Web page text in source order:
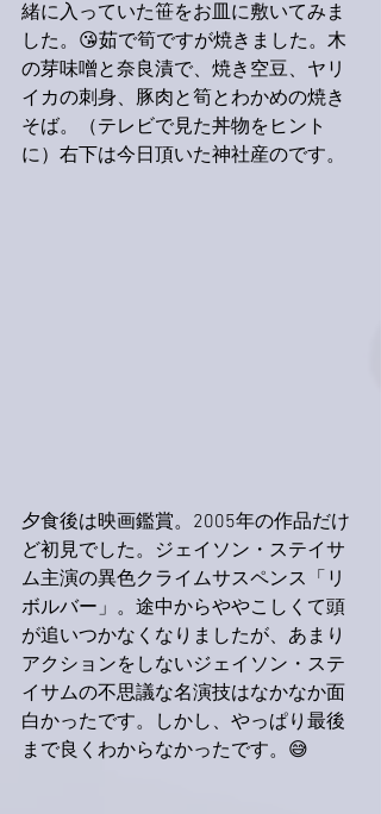
緒に入っていた笹をお皿に敷いてみま
した。😘茹で筍ですが焼きました。木
の芽味噌と奈良漬で、焼き空豆、ヤリ
イカの刺身、豚肉と筍とわかめの焼き
そば。（テレビで見た丼物をヒント
に）右下は今日頂いた神社産のです。
夕食後は映画鑑賞。2005年の作品だけ
ど初見でした。ジェイソン・ステイサ
ム主演の異色クライムサスペンス「リ
ボルバー」。途中からややこしくて頭
が追いつかなくなりましたが、あまり
アクションをしないジェイソン・ステ
イサムの不思議な名演技はなかなか面
白かったです。しかし、やっぱり最後
まで良くわからなかったです。😅